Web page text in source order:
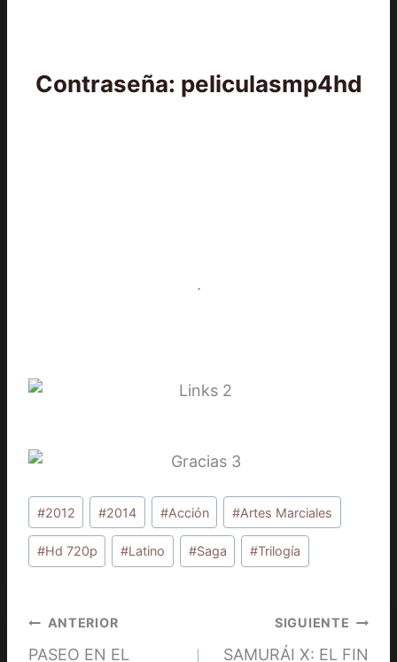
Contraseña: peliculasmp4hd
.
Etiquetas
de
la
#2012 #2014 #Acción #Artes Marciales
#Hd 720p #Latino #Saga #Trilogía
Navegación
ANTERIOR
PASEO EN EL
SIGUIENTE
SAMURÁI X: EL FIN